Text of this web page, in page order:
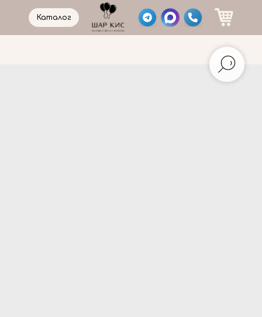
Каталог